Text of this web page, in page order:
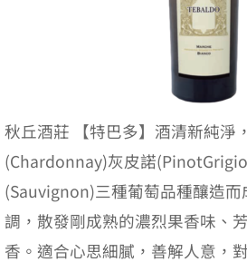
秋丘酒莊 【特巴多】酒清新純淨
(Chardonnay)灰皮諾
(Sauvignon)三種葡萄品種釀造
調，散發剛成熟的濃烈果香味、
香。適合心思細膩，善解人意，